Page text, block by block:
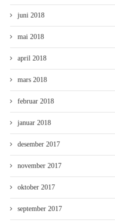
juni 2018
mai 2018
april 2018
mars 2018
februar 2018
januar 2018
desember 2017
november 2017
oktober 2017
september 2017